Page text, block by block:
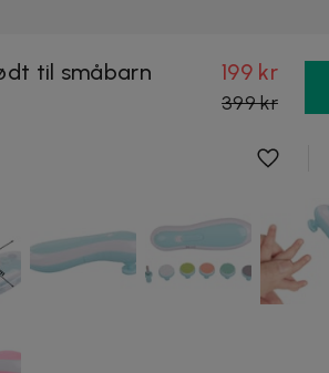
til småbarn 199 kr
399 kr